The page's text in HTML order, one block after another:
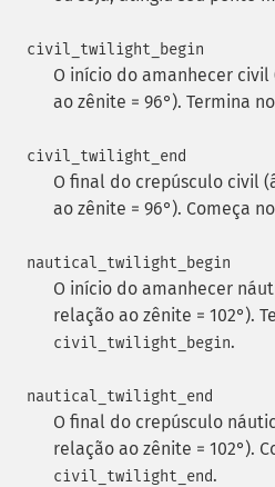
civil_twilight_begin
O início do amanhecer
ao zênite = 96°). Termina no
civil_twilight_end
O final do crepúsculo civil
ao zênite = 96°). Começa no
nautical_twilight_begin
O início do amanhecer
relação ao zênite = 102°).
civil_twilight_begin.
nautical_twilight_end
O final do crepúsculo
relação ao zênite = 102°).
civil_twilight_end.